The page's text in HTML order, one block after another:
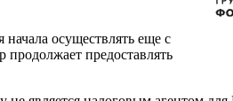
начала осуществлять еще с
предоставлять